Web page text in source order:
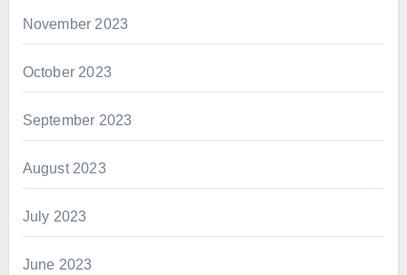
November 2023
October 2023
September 2023
August 2023
July 2023
June 2023